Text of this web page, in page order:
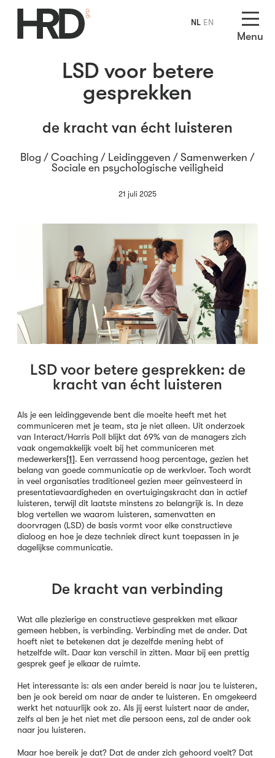
Menu
LSD voor betere
gesprekken
de kracht van écht luisteren
Blog / Coaching / Leidinggeven / Samenwerken /
Sociale en psychologische veiligheid
21 juli 2025
LSD voor betere gesprekken: de
kracht van écht luisteren
Als je een leidinggevende bent die moeite heeft met het
communiceren met je team, sta je niet alleen. Uit onderzoek
van Interact/Harris Poll blijkt dat 69% van de managers zich
vaak ongemakkelijk voelt bij het communiceren met
medewerkers[1]. Een verrassend hoog percentage, gezien het
belang van goede communicatie op de werkvloer. Toch wordt
in veel organisaties traditioneel gezien meer geïnvesteerd in
presentatievaardigheden en overtuigingskracht dan in actief
luisteren, terwijl dit laatste minstens zo belangrijk is. In deze
blog vertellen we waarom luisteren, samenvatten en
doorvragen (LSD) de basis vormt voor elke constructieve
dialoog en hoe je deze techniek direct kunt toepassen in je
dagelijkse communicatie.
De kracht van verbinding
Wat alle plezierige en constructieve gesprekken met elkaar
gemeen hebben, is verbinding. Verbinding met de ander. Dat
hoeft niet te betekenen dat je dezelfde mening hebt of
hetzelfde wilt. Daar kan verschil in zitten. Maar bij een prettig
gesprek geef je elkaar de ruimte.
Het interessante is: als een ander bereid is naar jou te luisteren,
ben je ook bereid om naar de ander te luisteren. En omgekeerd
werkt het natuurlijk ook zo. Als jij eerst luistert naar de ander,
zelfs al ben je het niet met die persoon eens, zal de ander ook
naar jou luisteren.
Maar hoe bereik je dat? Dat de ander zich gehoord voelt? Dat
NL EN